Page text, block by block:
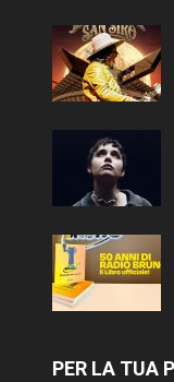
PER LA TUA